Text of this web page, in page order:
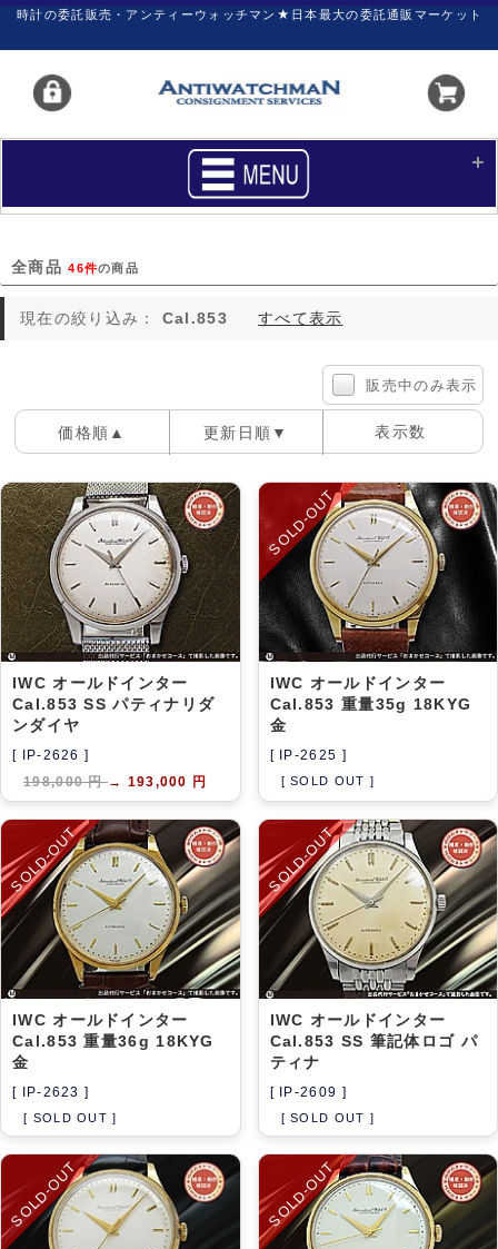
時計の委託販売・アンティーウォッチマン★日本最大の委託通販マーケット
買いたい 売りたい
サポート マイページ
価格ダウン
価格の交渉
アーカイブ ブログ・特集記事
全商品46件の商品
現在の絞り込み： Cal.853 すべて表示
販売中のみ表示
価格順▲ 更新日順▼ 表示数
40件
60件
100件
IWC オールドインター
Cal.853 SS パティナリダ
ンダイヤ
[ IP-2626 ]
198,000 円→ 193,000 円
SOLD-OUT
IWC オールドインター
Cal.853 重量35g 18KYG
金
[ IP-2625 ]
[ SOLD OUT ]
SOLD-OUT
IWC オールドインター
Cal.853 重量36g 18KYG
金
[ IP-2623 ]
[ SOLD OUT ]
SOLD-OUT
IWC オールドインター
Cal.853 SS 筆記体ロゴ パ
ティナ
[ IP-2609 ]
[ SOLD OUT ]
SOLD-OUT SOLD-OUT